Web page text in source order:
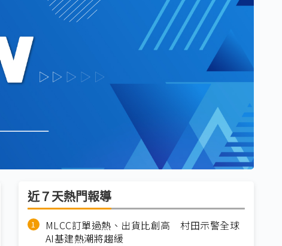
近７天熱門報導
MLCC訂單過熱、出貨比創高 村田示警全球
AI基建熱潮將趨緩